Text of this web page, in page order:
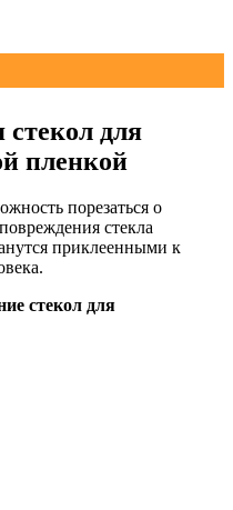
стекол для
пленкой
порезаться о
стекла
приклеенными к
стекол для